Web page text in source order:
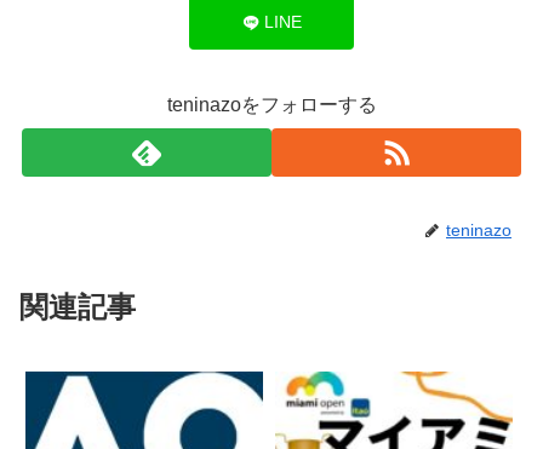
LINE
teninazoをフォローする
teninazo
関連記事